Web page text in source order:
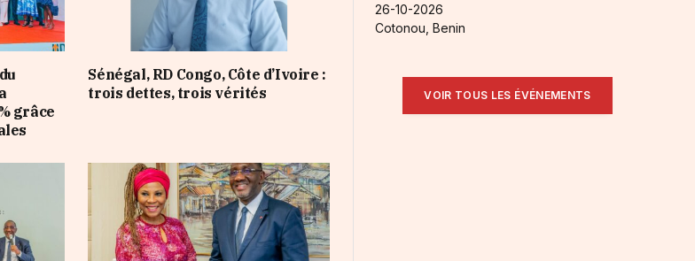
grâce
Sénégal, RD Congo, Côte d’Ivoire :
trois dettes, trois vérités
26-10-2026
Cotonou, Benin
VOIR TOUS LES ÉVÉNEMENTS